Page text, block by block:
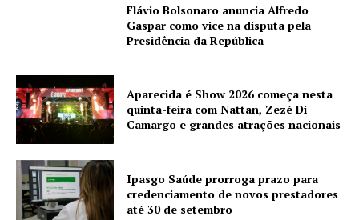
Flávio Bolsonaro anuncia Alfredo
Gaspar como vice na disputa pela
Presidência da República
Aparecida é Show 2026 começa nesta
quinta-feira com Nattan, Zezé Di
Camargo e grandes atrações nacionais
Ipasgo Saúde prorroga prazo para
credenciamento de novos prestadores
até 30 de setembro